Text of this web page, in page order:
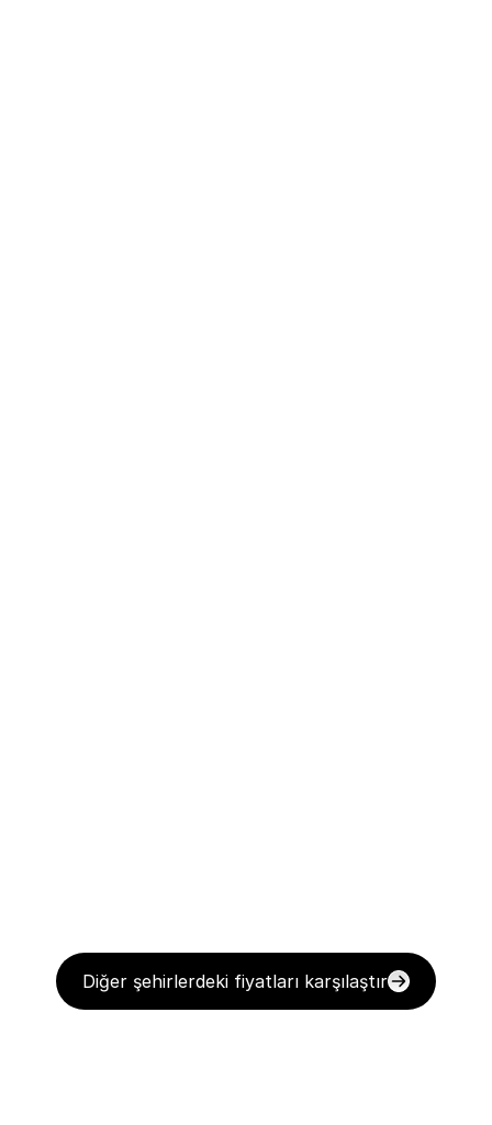
Diğer şehirlerdeki fiyatları karşılaştır